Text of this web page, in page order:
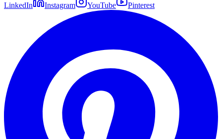
LinkedIn Instagram YouTube Pinterest